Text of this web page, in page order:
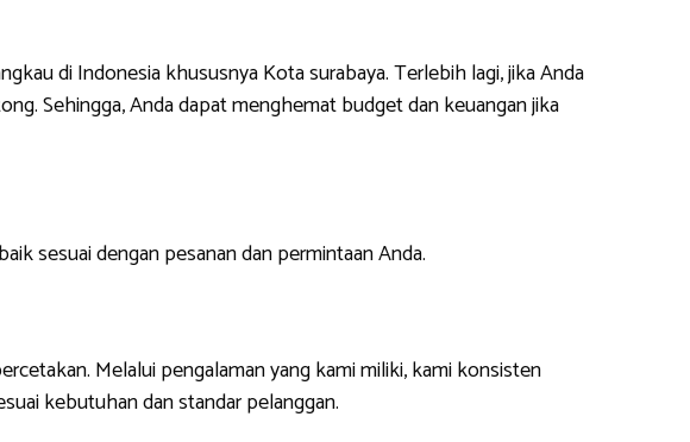
di Indonesia khususnya Kota surabaya. Terlebih lagi, jika Anda
Sehingga, Anda dapat menghemat budget dan keuangan jika
sesuai dengan pesanan dan permintaan Anda.
Melalui pengalaman yang kami miliki, kami konsisten
kebutuhan dan standar pelanggan.